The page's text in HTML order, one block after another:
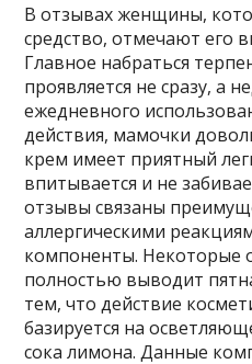
В отзывах женщины,
средство, отмечают его
Главное набраться
проявляется не сразу, а
ежедневного
действия, мамочки
крем имеет приятный
впитывается и не
отзывы связаны
аллергическими
компоненты. Некоторые
полностью выводит
тем, что действие
базируется на
сока лимона. Данные